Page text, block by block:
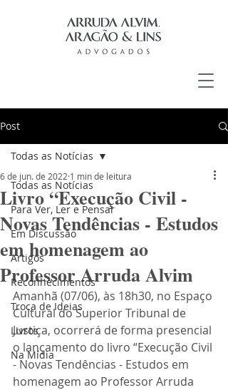
Post
Todas as Notícias
Para Ver, Ler e Pensar
Em Discussão
Artigos
Reconhecimentos
Troca de Ideias
Livros
Na Mídia
Todas as Notícias
Livro “Execução Civil -
Novas Tendências - Estudos
em homenagem ao
Professor Arruda Alvim
6 de jun. de 2022 1 min de leitura
Amanhã (07/06), às 18h30, no Espaço
Cultural do Superior Tribunal de
Justiça, ocorrerá de forma presencial
o lançamento do livro “Execução Civil
- Novas Tendências - Estudos em
homenagem ao Professor Arruda